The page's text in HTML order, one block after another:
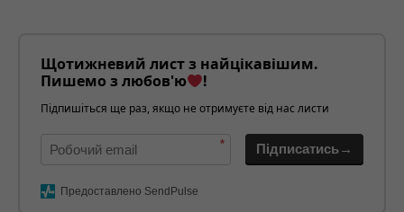
Щотижневий лист з найцікавішим.
Пишемо з любов'ю
!
Підпишіться ще раз, якщо не отримуєте від нас листи
* Підписатись→
Предоставлено SendPulse